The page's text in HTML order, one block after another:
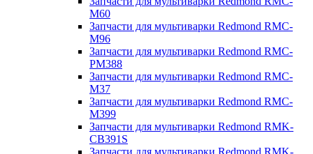
M60
Запчасти для мультиварки Redmond RMC-
M96
Запчасти для мультиварки Redmond RMC-
PM388
Запчасти для мультиварки Redmond RMC-
M37
Запчасти для мультиварки Redmond RMC-
M399
Запчасти для мультиварки Redmond RMK-
CB391S
Запчасти для мультиварки Redmond RMK-